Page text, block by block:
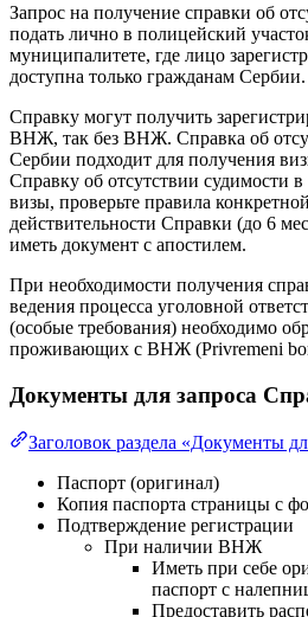
Запрос на получение справки об
подать лично в полицейский
муниципалитете, где лицо
доступна только гражданам Сербии.
Справку могут получить
ВНЖ, так без ВНЖ. Справка об
Сербии подходит для получения
Справку об отсутствии судимости
визы, проверьте правила
действительности Справки (до 6
иметь документ с апостилем.
При необходимости получения
ведения процесса уголовной
(особые требования) необходимо
проживающих с ВНЖ (Privremeni
Документы для запроса
Заголовок раздела «Документы
Паспорт (оригинал)
Копия паспорта страницы с
Подтверждение регистрации
При наличии ВНЖ
Иметь при себе
паспорт с
Предоставить